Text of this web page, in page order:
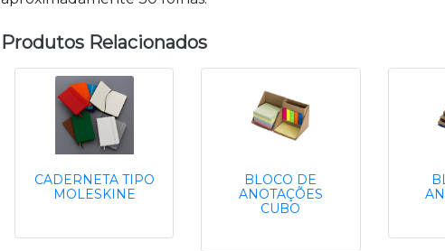
Produtos Relacionados
CADERNETA TIPO
MOLESKINE
BLOCO DE
ANOTAÇÕES
CUBO